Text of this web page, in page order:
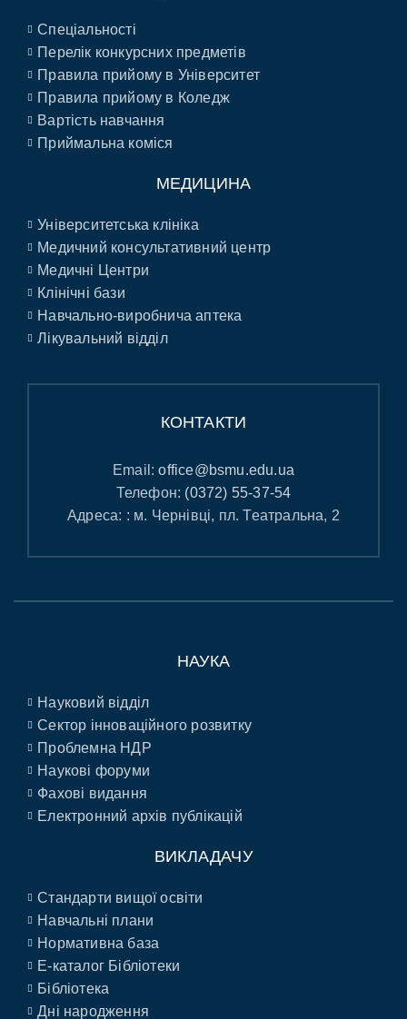
Спеціальності
Перелік конкурсних предметів
Правила прийому в Університет
Правила прийому в Коледж
Вартість навчання
Приймальна коміся
МЕДИЦИНА
Університетська клініка
Медичний консультативний центр
Медичні Центри
Клінічні бази
Навчально-виробнича аптека
Лікувальний відділ
КОНТАКТИ
Email:office@bsmu.edu.ua
Телефон: (0372) 55-37-54
Адреса: : м. Чернівці, пл. Театральна, 2
НАУКА
Науковий відділ
Сектор інноваційного розвитку
Проблемна НДР
Наукові форуми
Фахові видання
Електронний архів публікацій
ВИКЛАДАЧУ
Стандарти вищої освіти
Навчальні плани
Нормативна база
E-каталог Бібліотеки
Бібліотека
Дні народження